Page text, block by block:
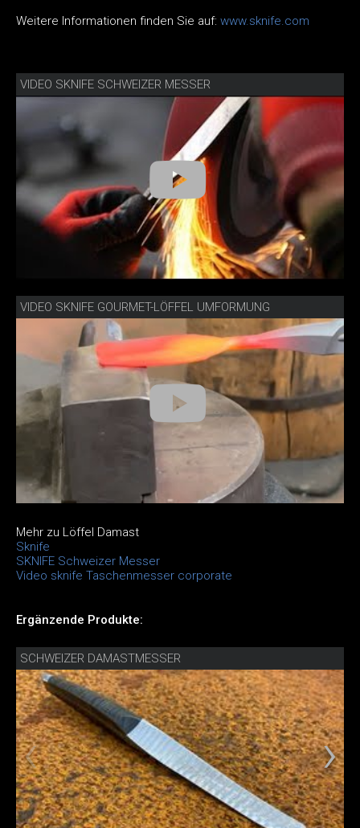
Weitere Informationen finden Sie auf: www.sknife.com
VIDEO SKNIFE SCHWEIZER MESSER
VIDEO SKNIFE GOURMET-LÖFFEL UMFORMUNG
Mehr zu Löffel Damast
Sknife
SKNIFE Schweizer Messer
Video sknife Taschenmesser corporate
Ergänzende Produkte:
SCHWEIZER DAMASTMESSER